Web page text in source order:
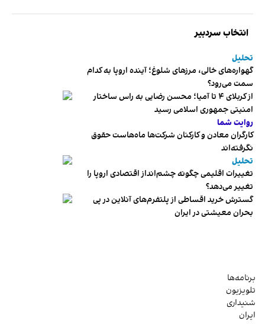
انتخاب سردبیر
تحلیل
گهواره‌های خالی، مرزهای شلوغ؛ آینده اروپا به کدام
سمت می‌رود؟
از کربلای ۴ تا آمیا؛ محسن رضایی به راس ساختار
امنیتی جمهوری اسلامی رسید
روایت شما
کارگران معادن و کارکنان شرکت‌ها ماه‌هاست حقوق
نگرفته‌اند
تحلیل
تغییرات اقلیمی چگونه چشم‌انداز اقتصادی اروپا را
تغییر می‌دهد؟
گسترش خرید اقساطی از پلتفرم‌های آنلاین در پی
بحران معیشتی در ایران
برنامه‌ها
تلویزیون
شنیداری
ایران